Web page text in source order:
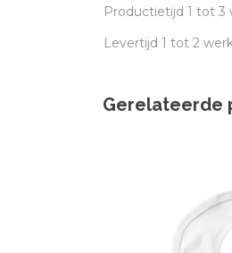
Productietijd 1 tot 3
Levertijd 1 tot 2
Gerelateerde